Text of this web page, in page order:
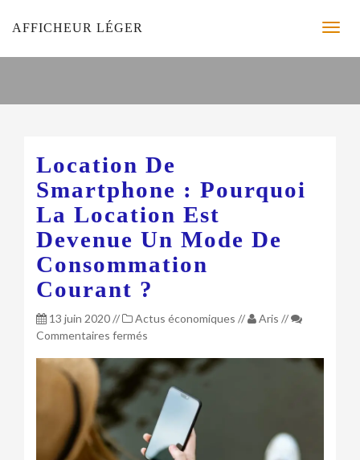
AFFICHEUR LÉGER
Location De
Smartphone : Pourquoi
La Location Est
Devenue Un Mode De
Consommation
Courant ?
13 juin 2020// Actus économiques // Aris //
Commentaires fermés
de
smartphone :
Pourquoi
la
location
est